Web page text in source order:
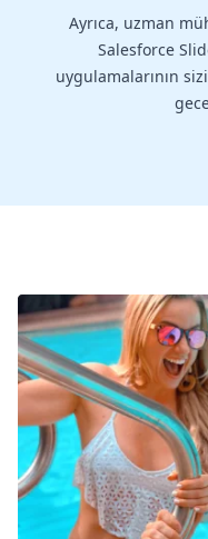
Ayrıca, uzman
Salesforce
uygulamalarının